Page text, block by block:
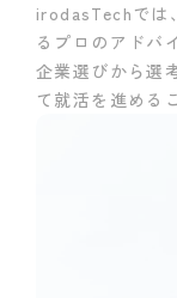
irodasTechでは
るプロのアドバ
企業選びから選
て就活を進める